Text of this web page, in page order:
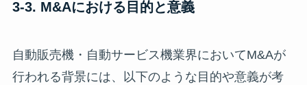
3-3. M&Aにおける目的と意義
自動販売機・自動サービス機業界においてM&Aが
行われる背景には、以下のような目的や意義が考